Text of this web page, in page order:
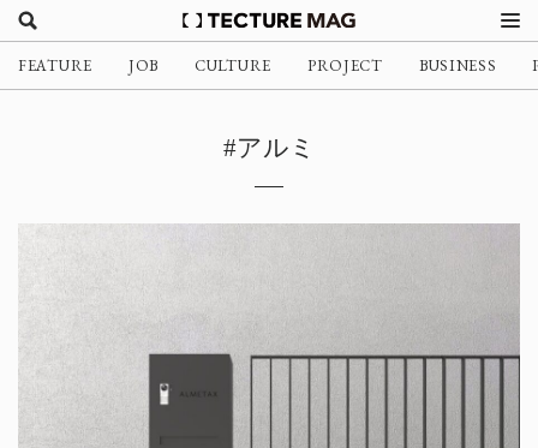
FEATURE JOB CULTURE PROJECT BUSINESS
#アルミ